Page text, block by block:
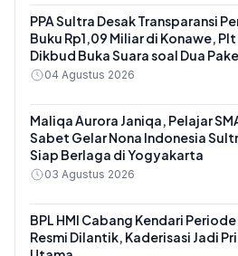
PPA Sultra Desak Transparansi
Buku Rp1,09 Miliar di Konawe,
Dikbud Buka Suara soal Dua
04 Agustus 2026
Maliqa Aurora Janiqa, Pelajar
Sabet Gelar Nona Indonesia
Siap Berlaga di Yogyakarta
03 Agustus 2026
BPL HMI Cabang Kendari
Resmi Dilantik, Kaderisasi Jadi